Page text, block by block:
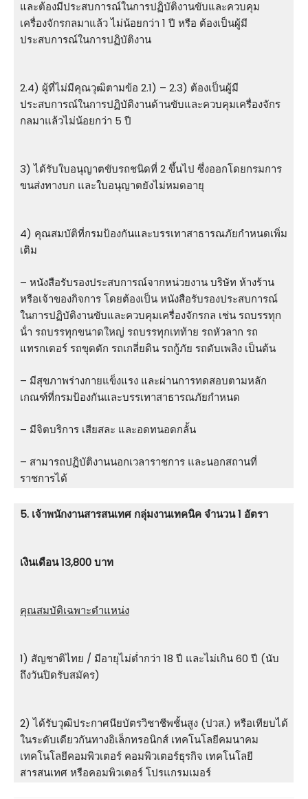
และต้องมีประสบการณ์ในการปฏิบัติงานขับและควบคุม
เครื่องจักรกลมาแล้ว ไม่น้อยกว่า 1 ปี หรือ ต้องเป็นผู้มี
ประสบการณ์ในการปฏิบัติงาน
2.4) ผู้ที่ไม่มีคุณวุฒิตามข้อ 2.1) – 2.3) ต้องเป็นผู้มี
ประสบการณ์ในการปฏิบัติงานด้านขับและควบคุมเครื่องจักร
กลมาแล้วไม่น้อยกว่า 5 ปี
3) ได้รับใบอนุญาตขับรถชนิดที่ 2 ขึ้นไป ซึ่งออกโดยกรมการ
ขนส่งทางบก และใบอนุญาตยังไม่หมดอายุ
4) คุณสมบัติที่กรมป้องกันและบรรเทาสาธารณภัยกําหนดเพิ่ม
เติม
– หนังสือรับรองประสบการณ์จากหน่วยงาน บริษัท ห้างร้าน
หรือเจ้าของกิจการ โดยต้องเป็น หนังสือรับรองประสบการณ์
ในการปฏิบัติงานขับและควบคุมเครื่องจักรกล เช่น รถบรรทุก
น้ํา รถบรรทุกขนาดใหญ่ รถบรรทุกเทท้าย รถหัวลาก รถ
แทรกเตอร์ รถขุดตัก รถเกลี่ยดิน รถกู้ภัย รถดับเพลิง เป็นต้น
– มีสุขภาพร่างกายแข็งแรง และผ่านการทดสอบตามหลัก
เกณฑ์ที่กรมป้องกันและบรรเทาสาธารณภัยกําหนด
– มีจิตบริการ เสียสละ และอดทนอดกลั้น
– สามารถปฏิบัติงานนอกเวลาราชการ และนอกสถานที่
ราชการได้
5. เจ้าพนักงานสารสนเทศ กลุ่มงานเทคนิค จำนวน 1 อัตรา
เงินเดือน 13,800 บาท
คุณสมบัติเฉพาะตำแหน่ง
1) สัญชาติไทย / มีอายุไม่ต่ำกว่า 18 ปี และไม่เกิน 60 ปี (นับ
ถึงวันปิดรับสมัคร)
2) ได้รับวุฒิประกาศนียบัตรวิชาชีพชั้นสูง (ปวส.) หรือเทียบได้
ในระดับเดียวกันทางอิเล็กทรอนิกส์ เทคโนโลยีคมนาคม
เทคโนโลยีคอมพิวเตอร์ คอมพิวเตอร์ธุรกิจ เทคโนโลยี
สารสนเทศ หรือคอมพิวเตอร์ โปรแกรมเมอร์